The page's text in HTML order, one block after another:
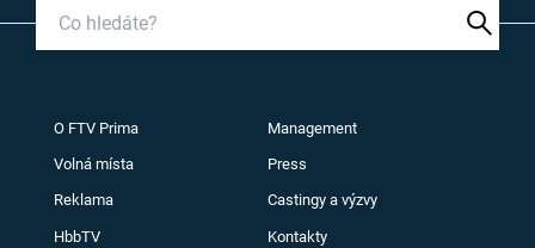
O FTV Prima Management
Volná místa Press
Reklama Castingy a výzvy
HbbTV Kontakty